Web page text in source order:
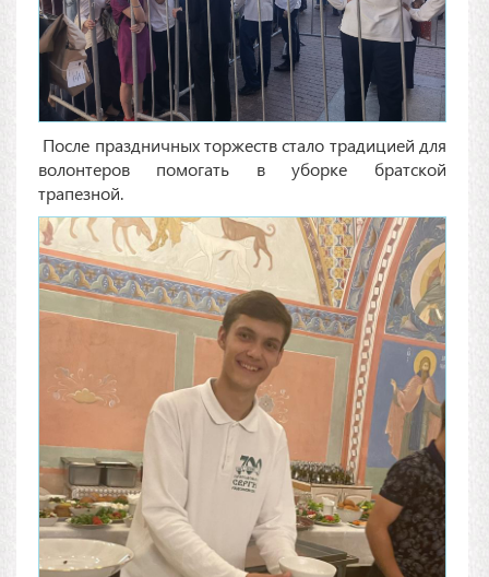
После праздничных торжеств стало традицией для
волонтеров помогать в уборке братской
трапезной.